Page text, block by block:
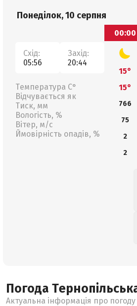
Понеділок, 10 серпня
Схід:
05:56
Захід:
20:44
Температура С°
Відчувається як
Тиск, мм
Вологість, %
Вітер, м/с
Ймовірність опадів, %
00:00
15°
15°
766
75
2
2
Погода
Актуальна інформація про